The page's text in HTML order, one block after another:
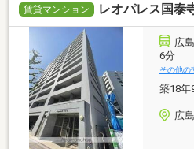
賃貸マンション レオパレス国泰
広
6分
その他の
築18年
広